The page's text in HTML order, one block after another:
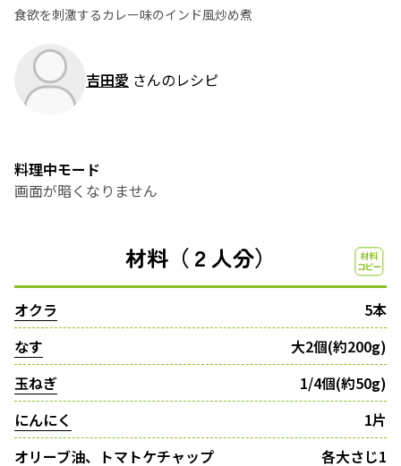
食欲を刺激するカレー味のインド風炒め煮
吉田愛 さんのレシピ
料理中モード
画面が暗くなりません
材料（２人分）
オクラ
5本
なす
大2個(約200g)
玉ねぎ
1/4個(約50g)
にんにく
1片
オリーブ油、トマトケチャップ
各大さじ1